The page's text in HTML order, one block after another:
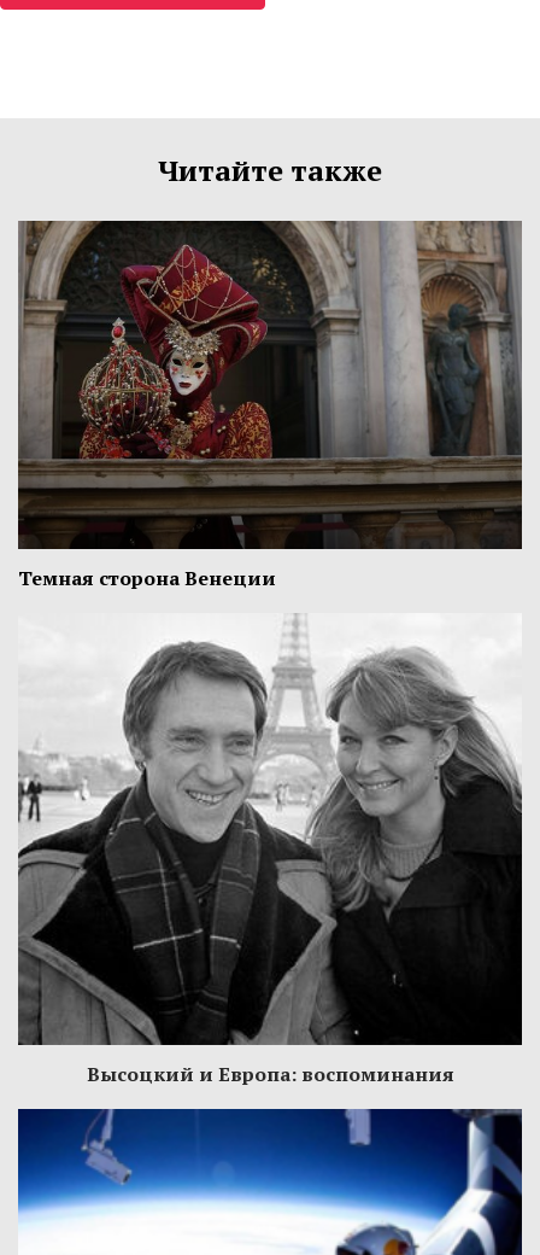
Читайте также
Темная сторона Венеции
Высоцкий и Европа: воспоминания